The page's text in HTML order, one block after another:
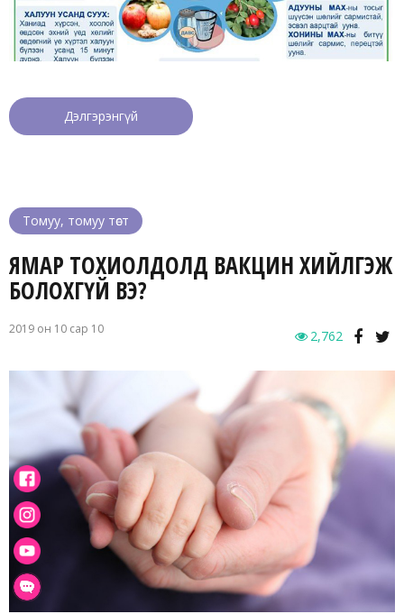
Дэлгэрэнгүй
Томуу, томуу төст
ЯМАР ТОХИОЛДОЛД ВАКЦИН ХИЙЛГЭЖ
БОЛОХГҮЙ ВЭ?
2019 он 10 сар 10 2,762